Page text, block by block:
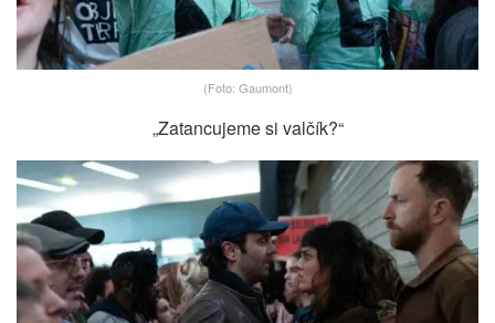
(Foto: Gaumont)
„Zatancujeme si valčík?“